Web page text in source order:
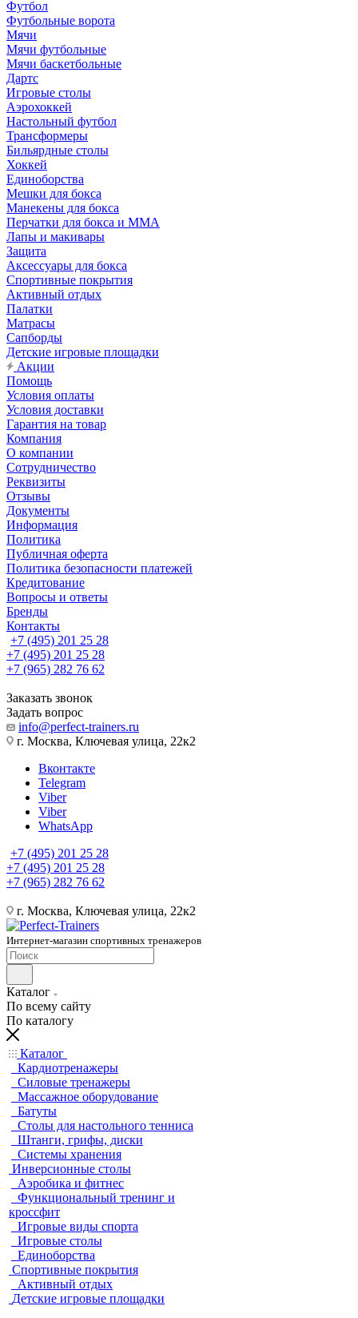
Футбол
Футбольные ворота
Мячи
Мячи футбольные
Мячи баскетбольные
Дартс
Игровые столы
Аэрохоккей
Настольный футбол
Трансформеры
Бильярдные столы
Хоккей
Единоборства
Мешки для бокса
Манекены для бокса
Перчатки для бокса и MMA
Лапы и макивары
Защита
Аксессуары для бокса
Спортивные покрытия
Активный отдых
Палатки
Матрасы
Сапборды
Детские игровые площадки
Акции
Помощь
Условия оплаты
Условия доставки
Гарантия на товар
Компания
О компании
Сотрудничество
Реквизиты
Отзывы
Документы
Информация
Политика
Публичная оферта
Политика безопасности платежей
Кредитование
Вопросы и ответы
Бренды
Контакты
+7 (495) 201 25 28
+7 (495) 201 25 28
+7 (965) 282 76 62
Заказать звонок
Задать вопрос
info@perfect-trainers.ru
г. Москва, Ключевая улица, 22к2
Вконтакте
Telegram
Viber
Viber
WhatsApp
+7 (495) 201 25 28
+7 (495) 201 25 28
+7 (965) 282 76 62
г. Москва, Ключевая улица, 22к2
Интернет-магазин спортивных тренажеров
Каталог
По всему сайту
По каталогу
Каталог
Кардиотренажеры
Силовые тренажеры
Массажное оборудование
Батуты
Столы для настольного тенниса
Штанги, грифы, диски
Системы хранения
Инверсионные столы
Аэробика и фитнес
Функциональный тренинг и
кроссфит
Игровые виды спорта
Игровые столы
Единоборства
Спортивные покрытия
Активный отдых
Детские игровые площадки